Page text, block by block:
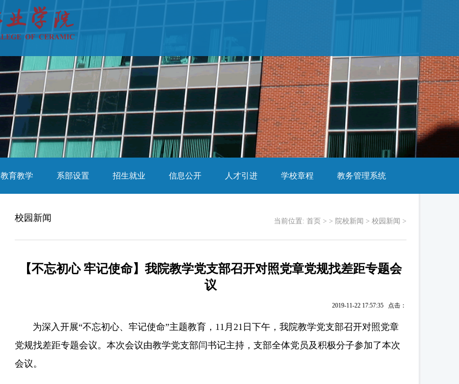
教育教学 系部设置 招生就业 信息公开 人才引进 学校章程 教务管理系统
校园新闻 当前位置: 首页 > > 院校新闻 > 校园新闻 >
【不忘初心 牢记使命】我院教学党支部召开对照党章党规找差距专题会
议
2019-11-22 17:57:35 点击：
为深入开展“不忘初心、牢记使命”主题教育，11月21日下午，我院教学党支部召开对照党章
党规找差距专题会议。本次会议由教学党支部闫书记主持，支部全体党员及积极分子参加了本次
会议。